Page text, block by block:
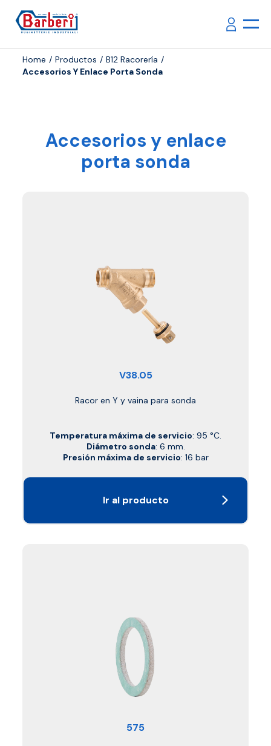
Home Productos
B12 Racorería
Accesorios Y Enlace Porta Sonda
Accesorios y enlace
porta sonda
V38.05
Racor en Y y vaina para sonda
Temperatura máxima de servicio: 95 °C.
Diámetro sonda: 6 mm.
Presión máxima de servicio: 16 bar
Ir al producto
575